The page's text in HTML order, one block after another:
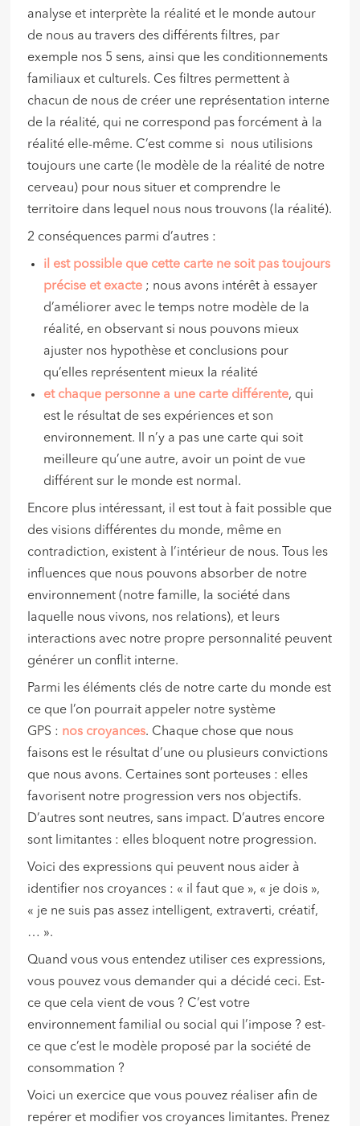
analyse et interprète la réalité et le monde autour
de nous au travers des différents filtres, par
exemple nos 5 sens, ainsi que les conditionnements
familiaux et culturels. Ces filtres permettent à
chacun de nous de créer une représentation interne
de la réalité, qui ne correspond pas forcément à la
réalité elle-même. C’est comme si nous utilisions
toujours une carte (le modèle de la réalité de notre
cerveau) pour nous situer et comprendre le
territoire dans lequel nous nous trouvons (la réalité).
2 conséquences parmi d’autres :
il est possible que cette carte ne soit pas toujours
précise et exacte ; nous avons intérêt à essayer
d’améliorer avec le temps notre modèle de la
réalité, en observant si nous pouvons mieux
ajuster nos hypothèse et conclusions pour
qu’elles représentent mieux la réalité
et chaque personne a une carte différente, qui
est le résultat de ses expériences et son
environnement. Il n’y a pas une carte qui soit
meilleure qu’une autre, avoir un point de vue
différent sur le monde est normal.
Encore plus intéressant, il est tout à fait possible que
des visions différentes du monde, même en
contradiction, existent à l’intérieur de nous. Tous les
influences que nous pouvons absorber de notre
environnement (notre famille, la société dans
laquelle nous vivons, nos relations), et leurs
interactions avec notre propre personnalité peuvent
générer un conflit interne.
Parmi les éléments clés de notre carte du monde est
ce que l’on pourrait appeler notre système
GPS : nos croyances. Chaque chose que nous
faisons est le résultat d’une ou plusieurs convictions
que nous avons. Certaines sont porteuses : elles
favorisent notre progression vers nos objectifs.
D’autres sont neutres, sans impact. D’autres encore
sont limitantes : elles bloquent notre progression.
Voici des expressions qui peuvent nous aider à
identifier nos croyances : « il faut que », « je dois »,
« je ne suis pas assez intelligent, extraverti, créatif,
… ».
Quand vous vous entendez utiliser ces expressions,
vous pouvez vous demander qui a décidé ceci. Est-
ce que cela vient de vous ? C’est votre
environnement familial ou social qui l’impose ? est-
ce que c’est le modèle proposé par la société de
consommation ?
Voici un exercice que vous pouvez réaliser afin de
repérer et modifier vos croyances limitantes. Prenez